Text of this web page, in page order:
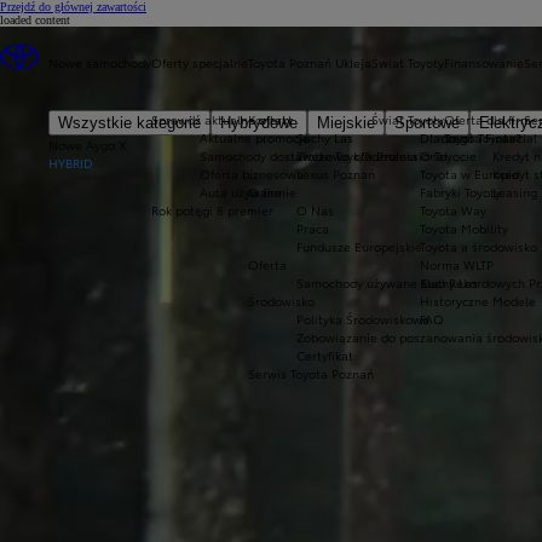
Przejdź do głównej zawartości
Nowe samochody
Wszystkie kategorie Hybrydowe Miejskie Sportowe
HYBRID
Oferty specjalne
Sprawdź aktualne oferty
Aktualne promocje
Samochody dostawcze Toyota Professional
Oferta biznesowa
Auta używane
Rok potęgi 8 premier
Toyota Poznań Ukleja
Kontakt
Suchy Las
Złotkowo k/Poznania
Lexus Poznań
O firmie
O Nas
Praca
Fundusze Europejskie
Oferta
Samochody używane Suchy Las
Środowisko
Polityka Środowiskowa
Zobowiązanie do poszanowania
Certyfikat
Serwis Toyota Poznań
Świat Toyoty
Świat Toyoty
Dlaczego Toyota?
O Toyocie
Toyota w Europie
Fabryki Toyoty
Toyota Way
Toyota Mobility
Toyota a środowisko
Norma WLTP
Klub Rekordowych
Historyczne Modele
FAQ
Finansowanie
Oferta dla firm
Toyota Financial
Kredyt
Kredyt
Leasing
loaded content